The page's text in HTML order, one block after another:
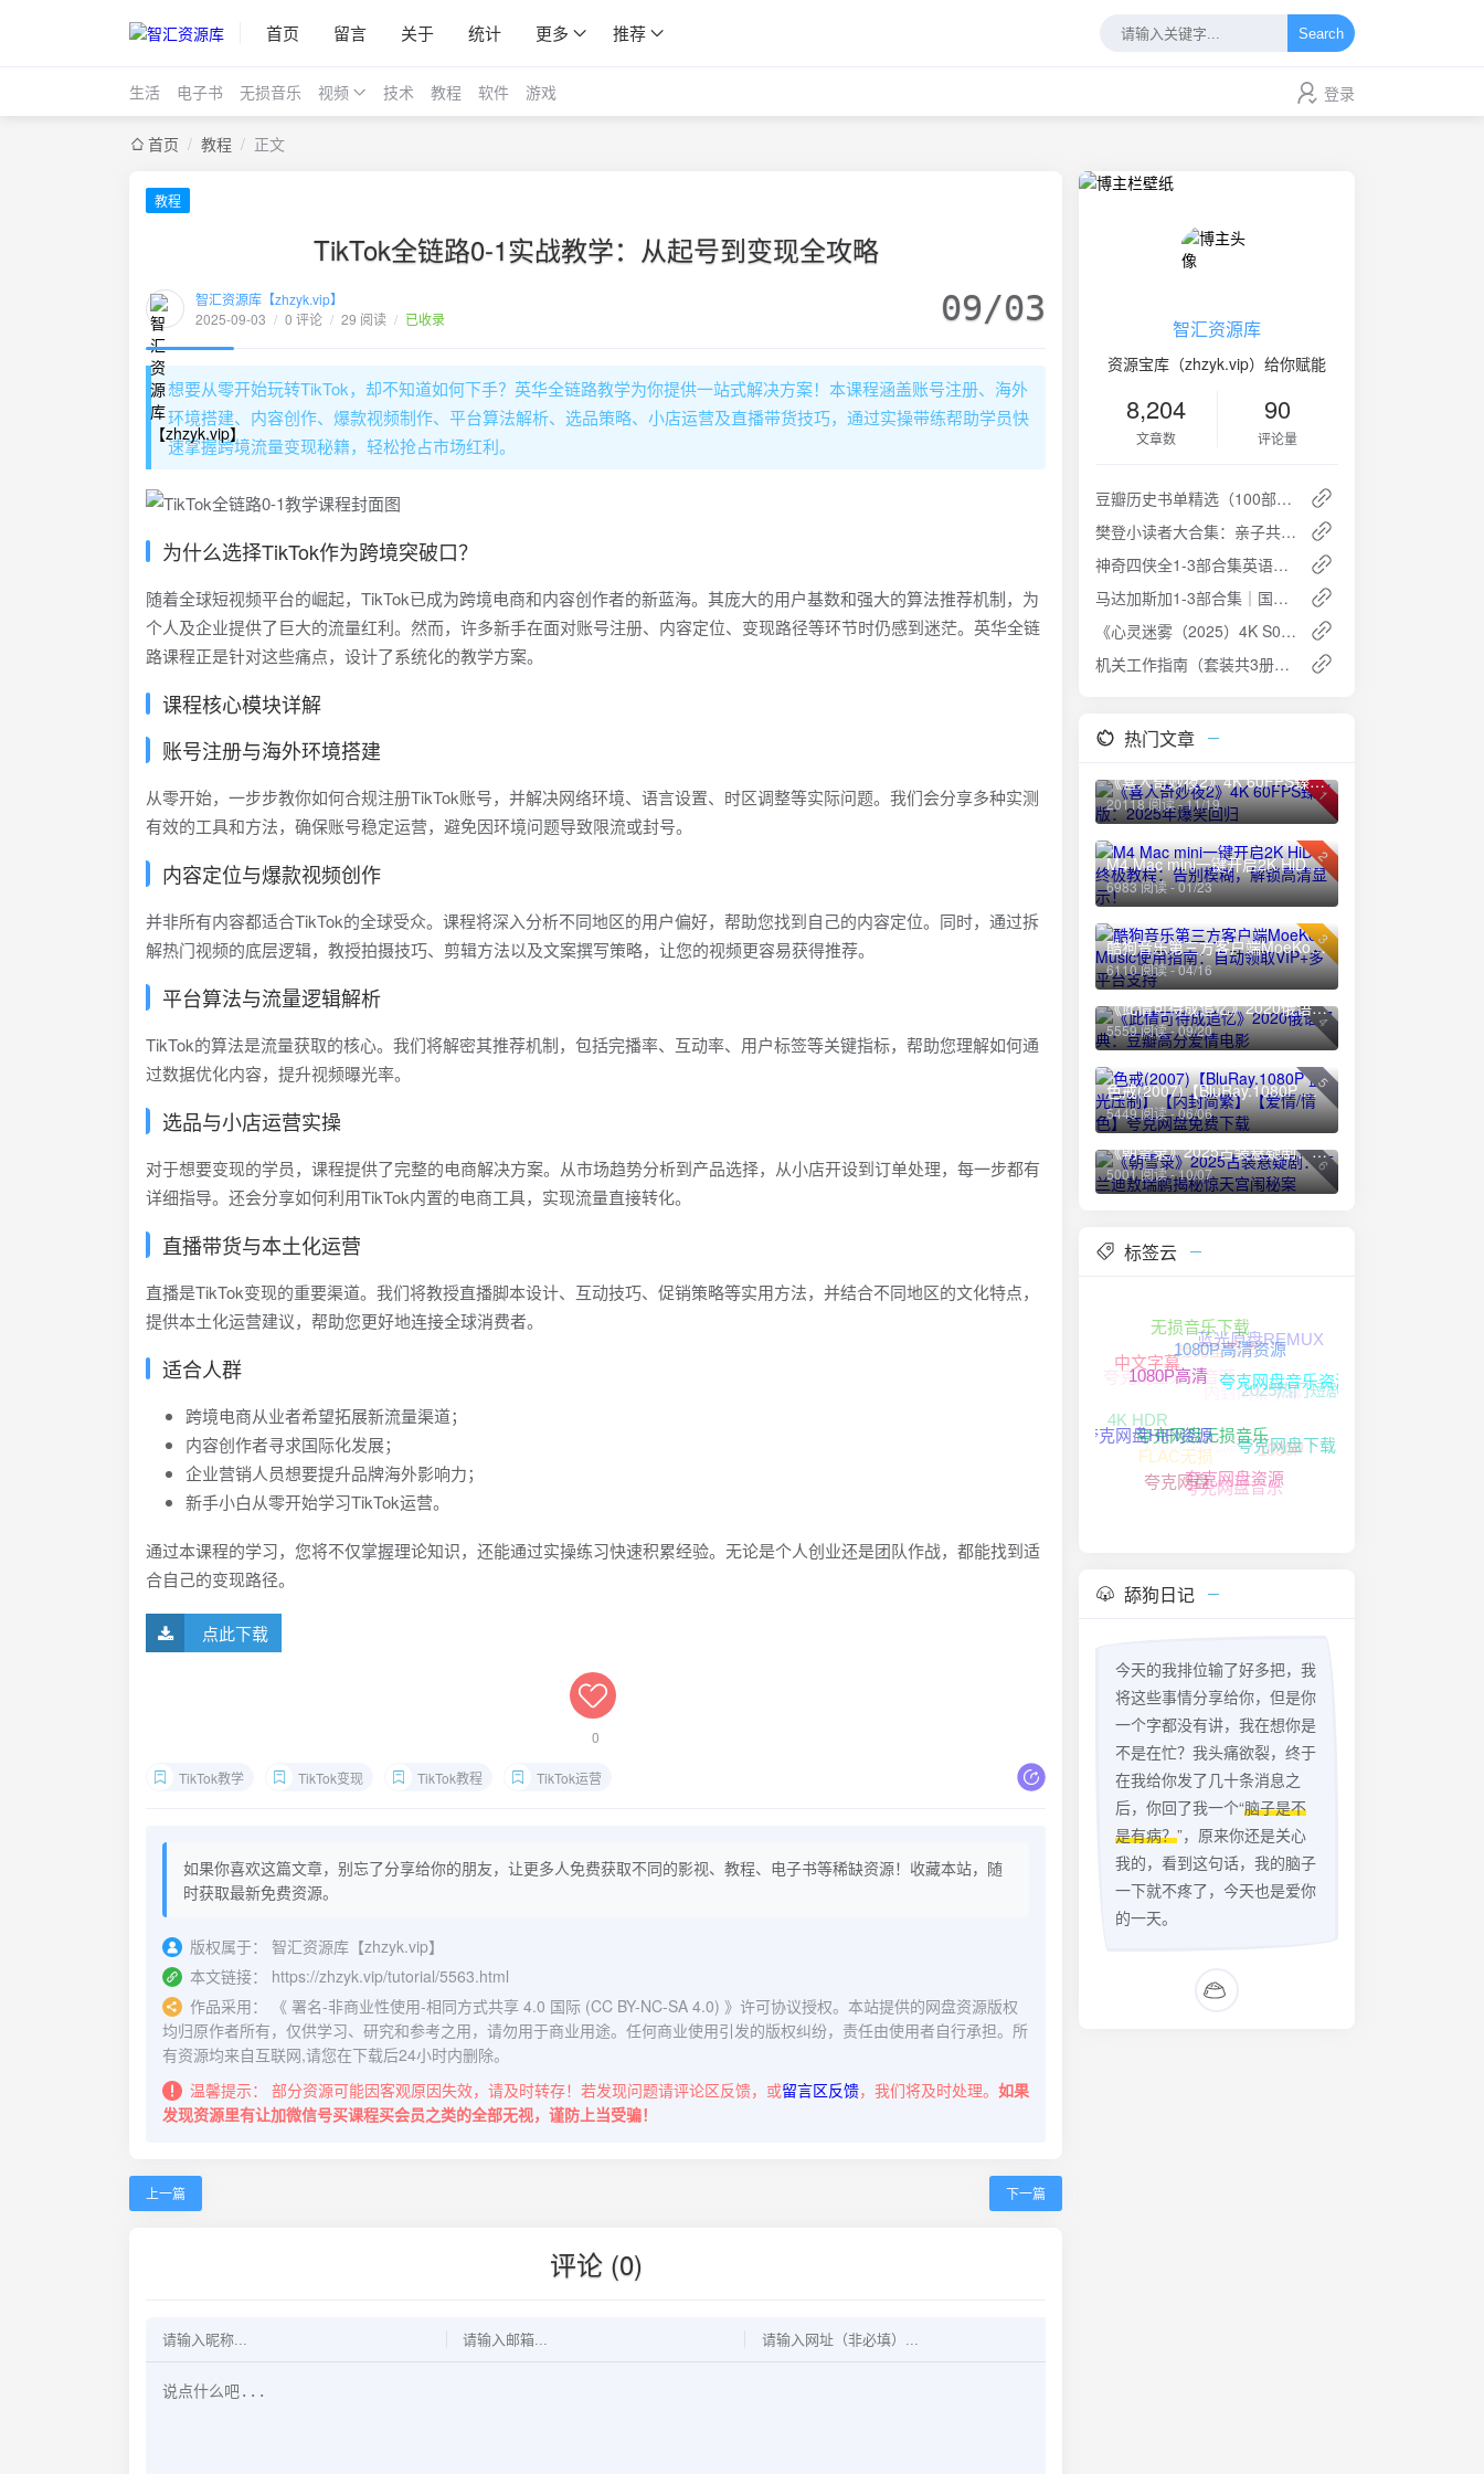
首页 留言 关于 统计 更多 推荐 Search
生活 电子书 无损音乐 视频 技术 教程 软件 游戏 登录
首页 / 教程 / 正文
教程
TikTok全链路0-1实战教学：从起号到变现全攻略
智汇资源库【zhzyk.vip】
2025-09-03 / 0 评论 / 29 阅读 / 已收录 09/03
想要从零开始玩转TikTok，却不知道如何下手？英华全链路教学为你提供一站式解决方案！本课程涵盖账号注册、海外
环境搭建、内容创作、爆款视频制作、平台算法解析、选品策略、小店运营及直播带货技巧，通过实操带练帮助学员快
速掌握跨境流量变现秘籍，轻松抢占市场红利。
为什么选择TikTok作为跨境突破口？
随着全球短视频平台的崛起，TikTok已成为跨境电商和内容创作者的新蓝海。其庞大的用户基数和强大的算法推荐机制，为
个人及企业提供了巨大的流量红利。然而，许多新手在面对账号注册、内容定位、变现路径等环节时仍感到迷茫。英华全链
路课程正是针对这些痛点，设计了系统化的教学方案。
课程核心模块详解
账号注册与海外环境搭建
从零开始，一步步教你如何合规注册TikTok账号，并解决网络环境、语言设置、时区调整等实际问题。我们会分享多种实测
有效的工具和方法，确保账号稳定运营，避免因环境问题导致限流或封号。
内容定位与爆款视频创作
并非所有内容都适合TikTok的全球受众。课程将深入分析不同地区的用户偏好，帮助您找到自己的内容定位。同时，通过拆
解热门视频的底层逻辑，教授拍摄技巧、剪辑方法以及文案撰写策略，让您的视频更容易获得推荐。
平台算法与流量逻辑解析
TikTok的算法是流量获取的核心。我们将解密其推荐机制，包括完播率、互动率、用户标签等关键指标，帮助您理解如何通
过数据优化内容，提升视频曝光率。
选品与小店运营实操
对于想要变现的学员，课程提供了完整的电商解决方案。从市场趋势分析到产品选择，从小店开设到订单处理，每一步都有
详细指导。还会分享如何利用TikTok内置的电商工具，实现流量直接转化。
直播带货与本土化运营
直播是TikTok变现的重要渠道。我们将教授直播脚本设计、互动技巧、促销策略等实用方法，并结合不同地区的文化特点，
提供本土化运营建议，帮助您更好地连接全球消费者。
适合人群
跨境电商从业者希望拓展新流量渠道；
内容创作者寻求国际化发展；
企业营销人员想要提升品牌海外影响力；
新手小白从零开始学习TikTok运营。
通过本课程的学习，您将不仅掌握理论知识，还能通过实操练习快速积累经验。无论是个人创业还是团队作战，都能找到适
合自己的变现路径。
点此下载
0
TikTok教学 TikTok变现 TikTok教程 TikTok运营
如果你喜欢这篇文章，别忘了分享给你的朋友，让更多人免费获取不同的影视、教程、电子书等稀缺资源！收藏本站，随
时获取最新免费资源。
版权属于：
智汇资源库【zhzyk.vip】
本文链接：
https://zhzyk.vip/tutorial/5563.html
作品采用：
《 署名-非商业性使用-相同方式共享 4.0 国际 (CC BY-NC-SA 4.0) 》许可协议授权。本站提供的网盘资源版权
均归原作者所有，仅供学习、研究和参考之用，请勿用于商业用途。任何商业使用引发的版权纠纷，责任由使用者自行承担。所
有资源均来自互联网,请您在下载后24小时内删除。
温馨提示：
部分资源可能因客观原因失效，请及时转存！若发现问题请评论区反馈，或留言区反馈，我们将及时处理。 如果
发现资源里有让加微信号买课程买会员之类的全部无视，谨防上当受骗！
上一篇 下一篇
评论 (0)
智汇资源库
资源宝库（zhzyk.vip）给你赋能
8,204
文章数
90
评论量
豆瓣历史书单精选（100部） - 探索人类文明的辉煌与沧桑
樊登小读者大合集：亲子共读，开启孩子的智慧阅读之旅
神奇四侠全1-3部合集英语中字1080P蓝光下载
马达加斯加1-3部合集｜国粤英三语｜1080P高质量资源免费下载攻略
《心灵迷雾（2025）4K S01E01 - E09》夸克网盘高速下载+免费资源
机关工作指南（套装共3册） - 提升机关工作人员业务能力的得力助手免费下载
热门文章
1
《喜人奇妙夜2》4K 60FPS臻彩版：2025年爆笑回归
20118 阅读 - 11/19
2
M4 Mac mini一键开启2K HiDPI终极教程：告别模糊，解锁高清显示！
6983 阅读 - 01/23
3
酷狗音乐第三方客户端MoeKoe Music使用指南：自动领取VIP+多平台支持
6110 阅读 - 04/16
4
《此情可待成追忆》2020俄语经典：豆瓣高分爱情电影
5559 阅读 - 09/20
5
色戒(2007)【BluRay.1080P 蓝光压制】【内封简繁】【爱情/情色】夸克网盘免费下载
5449 阅读 - 06/06
6
《朝雪录》2025古装悬疑剧：李兰迪敖瑞鹏揭秘惊天宫闱秘案
5001 阅读 - 10/07
标签云
夸克网盘无损音乐
夸克网盘资源
夸克网盘下载
夸克网盘音乐资源
1080P高清资源
夸克网盘HIFI资源
夸克网盘夸克网盘音乐
1080P
2025热门短剧
蓝光原盘REMUX
无损音乐下载
中文字幕
4K HDR
FLAC无损
1080P蓝光原盘REMUX
内封简繁字幕
杜比全景声
夸克网盘无损音源
舔狗日记
今天的我排位输了好多把，我
将这些事情分享给你，但是你
一个字都没有讲，我在想你是
不是在忙？我头痛欲裂，终于
在我给你发了几十条消息之
后，你回了我一个“脑子是不
是有病？”，原来你还是关心
我的，看到这句话，我的脑子
一下就不疼了，今天也是爱你
的一天。